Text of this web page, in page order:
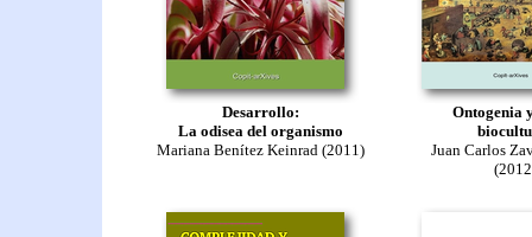
Desarrollo:
La odisea del organismo
Mariana Benítez Keinrad (2011)
Ontogenia
Juan Carlos